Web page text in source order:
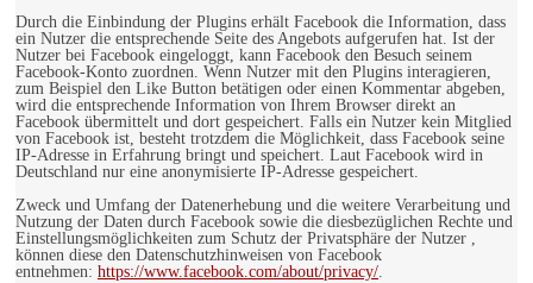
Durch die Einbindung der Plugins erhält Facebook die Information, dass
ein Nutzer die entsprechende Seite des Angebots aufgerufen hat. Ist der
Nutzer bei Facebook eingeloggt, kann Facebook den Besuch seinem
Facebook-Konto zuordnen. Wenn Nutzer mit den Plugins interagieren,
zum Beispiel den Like Button betätigen oder einen Kommentar abgeben,
wird die entsprechende Information von Ihrem Browser direkt an
Facebook übermittelt und dort gespeichert. Falls ein Nutzer kein Mitglied
von Facebook ist, besteht trotzdem die Möglichkeit, dass Facebook seine
IP-Adresse in Erfahrung bringt und speichert. Laut Facebook wird in
Deutschland nur eine anonymisierte IP-Adresse gespeichert.
Zweck und Umfang der Datenerhebung und die weitere Verarbeitung und
Nutzung der Daten durch Facebook sowie die diesbezüglichen Rechte und
Einstellungsmöglichkeiten zum Schutz der Privatsphäre der Nutzer ,
können diese den Datenschutzhinweisen von Facebook
entnehmen: https://www.facebook.com/about/privacy/.